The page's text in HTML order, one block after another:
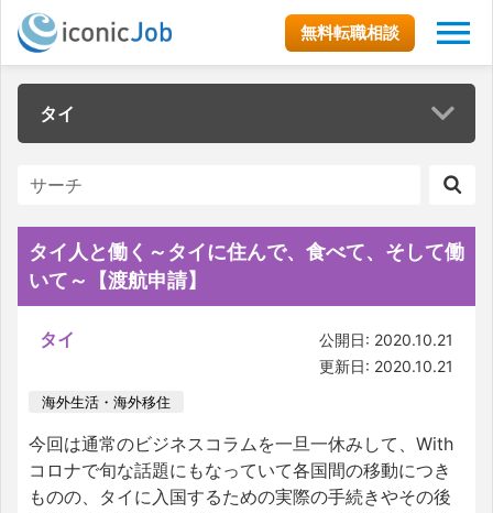
無料転職相談
タイ
タイ人と働く～タイに住んで、食べて、そして働
いて～【渡航申請】
タイ
公開日: 2020.10.21
更新日: 2020.10.21
海外生活・海外移住
今回は通常のビジネスコラムを一旦一休みして、With
コロナで旬な話題にもなっていて各国間の移動につき
ものの、タイに入国するための実際の手続きやその後